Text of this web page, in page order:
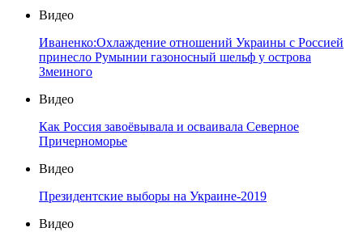
Видео
Иваненко:Охлаждение отношений Украины с Россией
принесло Румынии газоносный шельф у острова
Змеиного
Видео
Как Россия завоёвывала и осваивала Северное
Причерноморье
Видео
Президентские выборы на Украине-2019
Видео